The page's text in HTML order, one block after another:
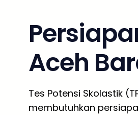
Aceh
Tes Potensi Skolastik
membutuhkan